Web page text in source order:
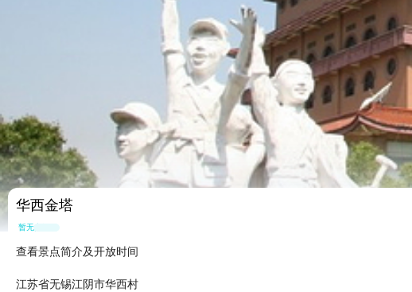
华西金塔
暂无点评
查看景点简介及开放时间
江苏省无锡江阴市华西村